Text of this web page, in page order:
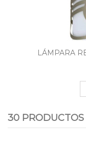
LÁMPARA
30